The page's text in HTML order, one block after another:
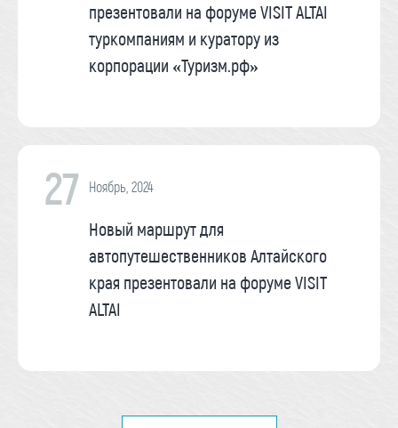
презентовали на форуме VISIT ALTAI
туркомпаниям и куратору из
корпорации «Туризм.рф»
27 Ноябрь, 2024
Новый маршрут для
автопутешественников Алтайского
края презентовали на форуме VISIT
ALTAI